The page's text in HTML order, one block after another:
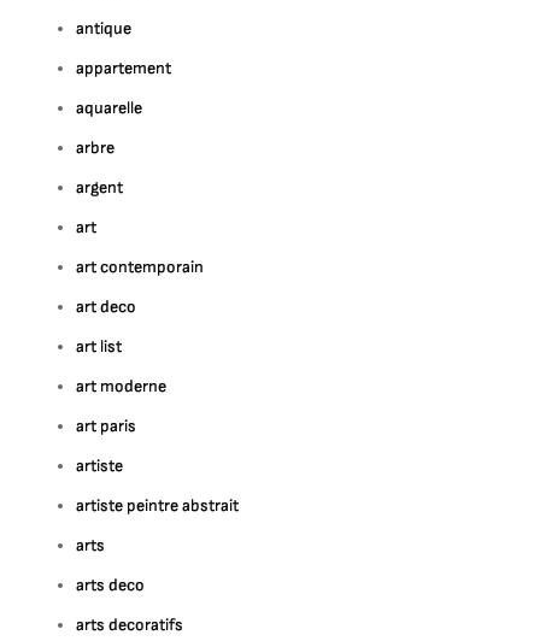
antique
appartement
aquarelle
arbre
argent
art
art contemporain
art deco
art list
art moderne
art paris
artiste
artiste peintre abstrait
arts
arts deco
arts decoratifs